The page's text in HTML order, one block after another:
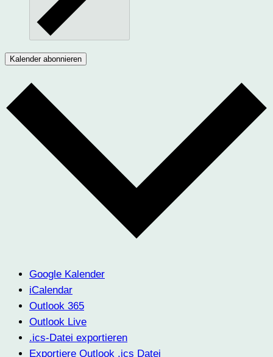
Kalender abonnieren
Google Kalender
iCalendar
Outlook 365
Outlook Live
.ics-Datei exportieren
Exportiere Outlook .ics Datei